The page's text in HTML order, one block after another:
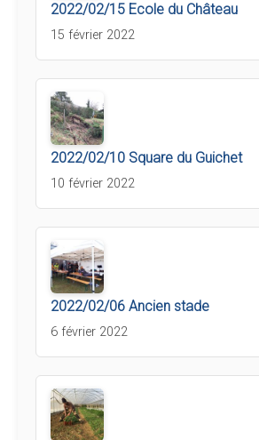
2022/02/15 Ecole du Château
15 février 2022
2022/02/10 Square du Guichet
10 février 2022
2022/02/06 Ancien stade
6 février 2022